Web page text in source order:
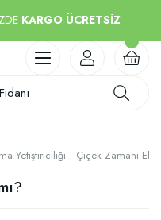
KARGO ÜCRETSİZ
Yetiştiriciliği Çiçek Zamanı